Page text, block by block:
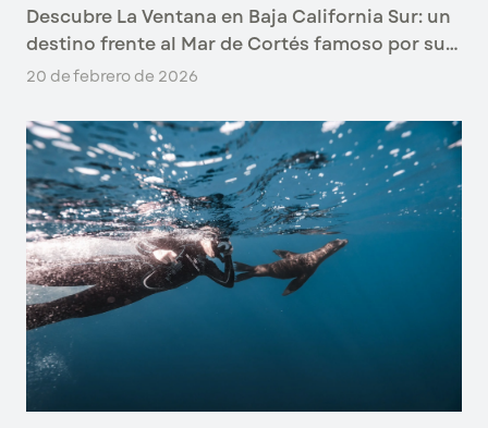
Descubre La Ventana en Baja California Sur: un
destino frente al Mar de Cortés famoso por su
biodiversidad marina, el viento, el kitesurf y las
20 de febrero de 2026